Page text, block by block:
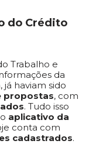
do Crédito
Trabalho e
da
já haviam sido
propostas, com
. Tudo isso
aplicativo da
conta com
cadastrados.